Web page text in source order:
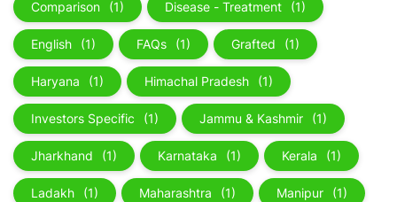
Comparison (1) Disease - Treatment (1)
English (1) FAQs (1) Grafted (1)
Haryana (1) Himachal Pradesh (1)
Investors Specific (1) Jammu & Kashmir (1)
Jharkhand (1) Karnataka (1) Kerala (1)
Ladakh (1) Maharashtra (1) Manipur (1)